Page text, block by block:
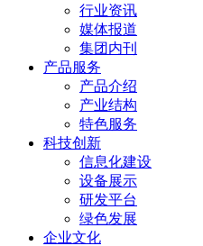
行业资讯
媒体报道
集团内刊
产品服务
产品介绍
产业结构
特色服务
科技创新
信息化建设
设备展示
研发平台
绿色发展
企业文化